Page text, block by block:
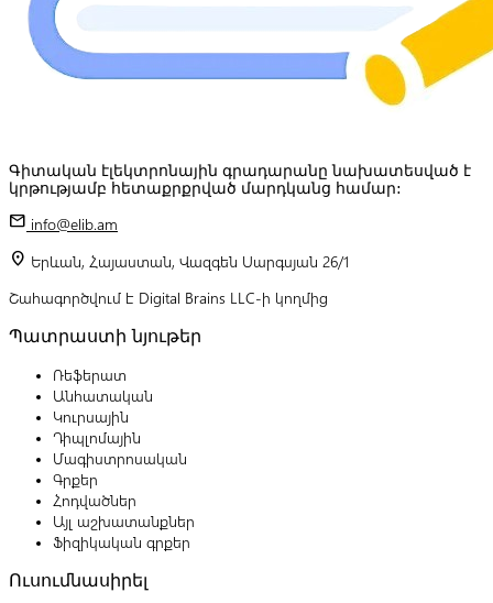
Գիտական էլեկտրոնային գրադարանը նախատեսված է
կրթությամբ հետաքրքրված մարդկանց համար:
mail info@elib.am
location_on Երևան, Հայաստան, Վազգեն Սարգսյան 26/1
Շահագործվում է Digital Brains LLC-ի կողմից
Պատրաստի նյութեր
Ռեֆերատ
Անհատական
Կուրսային
Դիպլոմային
Մագիստրոսական
Գրքեր
Հոդվածներ
Այլ աշխատանքներ
Ֆիզիկական գրքեր
Ուսումնասիրել